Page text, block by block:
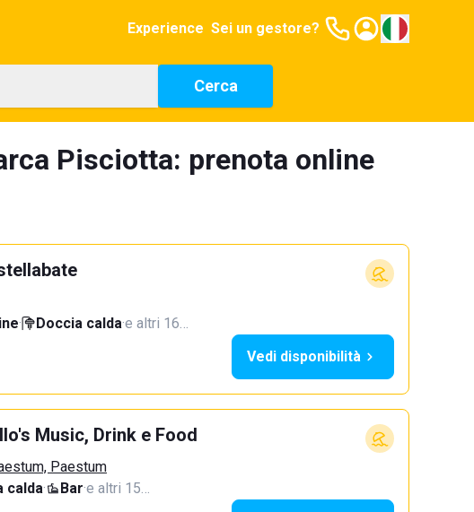
Experience Sei un gestore?
Cerca
Pisciotta: prenota online
· Doccia calda·e altri 16…
Vedi disponibilità
Music, Drink e Food
Paestum
calda· Bar·e altri 15…